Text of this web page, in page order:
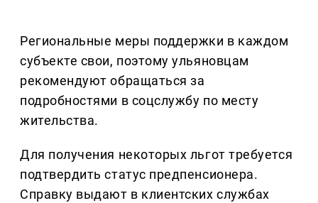
Региональные меры поддержки в каждом
субъекте свои, поэтому ульяновцам
рекомендуют обращаться за
подробностями в соцслужбу по месту
жительства.
Для получения некоторых льгот требуется
подтвердить статус предпенсионера.
Справку выдают в клиентских службах